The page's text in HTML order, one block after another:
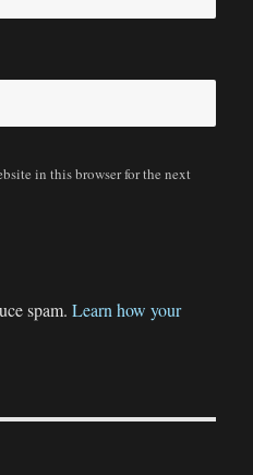
in this browser for the next
spam.Learn how your